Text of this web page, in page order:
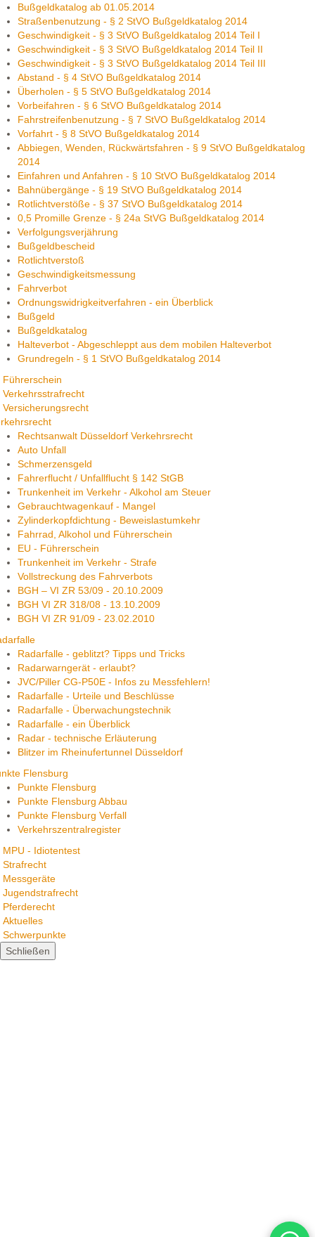
Bußgeldkatalog ab 01.05.2014
Straßenbenutzung - § 2 StVO Bußgeldkatalog 2014
Geschwindigkeit - § 3 StVO Bußgeldkatalog 2014 Teil I
Geschwindigkeit - § 3 StVO Bußgeldkatalog 2014 Teil II
Geschwindigkeit - § 3 StVO Bußgeldkatalog 2014 Teil III
Abstand - § 4 StVO Bußgeldkatalog 2014
Überholen - § 5 StVO Bußgeldkatalog 2014
Vorbeifahren - § 6 StVO Bußgeldkatalog 2014
Fahrstreifenbenutzung - § 7 StVO Bußgeldkatalog 2014
Vorfahrt - § 8 StVO Bußgeldkatalog 2014
Abbiegen, Wenden, Rückwärtsfahren - § 9 StVO Bußgeldkatalog
2014
Einfahren und Anfahren - § 10 StVO Bußgeldkatalog 2014
Bahnübergänge - § 19 StVO Bußgeldkatalog 2014
Rotlichtverstöße - § 37 StVO Bußgeldkatalog 2014
0,5 Promille Grenze - § 24a StVG Bußgeldkatalog 2014
Verfolgungsverjährung
Bußgeldbescheid
Rotlichtverstoß
Geschwindigkeitsmessung
Fahrverbot
Ordnungswidrigkeitverfahren - ein Überblick
Bußgeld
Bußgeldkatalog
Halteverbot - Abgeschleppt aus dem mobilen Halteverbot
Grundregeln - § 1 StVO Bußgeldkatalog 2014
Führerschein
Verkehrsstrafrecht
Versicherungsrecht
Rechtsanwalt Düsseldorf Verkehrsrecht
Auto Unfall
Schmerzensgeld
Fahrerflucht / Unfallflucht § 142 StGB
Trunkenheit im Verkehr - Alkohol am Steuer
Gebrauchtwagenkauf - Mangel
Zylinderkopfdichtung - Beweislastumkehr
Fahrrad, Alkohol und Führerschein
EU - Führerschein
Trunkenheit im Verkehr - Strafe
Vollstreckung des Fahrverbots
BGH – VI ZR 53/09 - 20.10.2009
BGH VI ZR 318/08 - 13.10.2009
BGH VI ZR 91/09 - 23.02.2010
Radarfalle - geblitzt? Tipps und Tricks
Radarwarngerät - erlaubt?
JVC/Piller CG-P50E - Infos zu Messfehlern!
Radarfalle - Urteile und Beschlüsse
Radarfalle - Überwachungstechnik
Radarfalle - ein Überblick
Radar - technische Erläuterung
Blitzer im Rheinufertunnel Düsseldorf
Flensburg
Punkte Flensburg
Punkte Flensburg Abbau
Punkte Flensburg Verfall
Verkehrszentralregister
MPU - Idiotentest
Strafrecht
Messgeräte
Jugendstrafrecht
Pferderecht
Aktuelles
Schwerpunkte
Schließen